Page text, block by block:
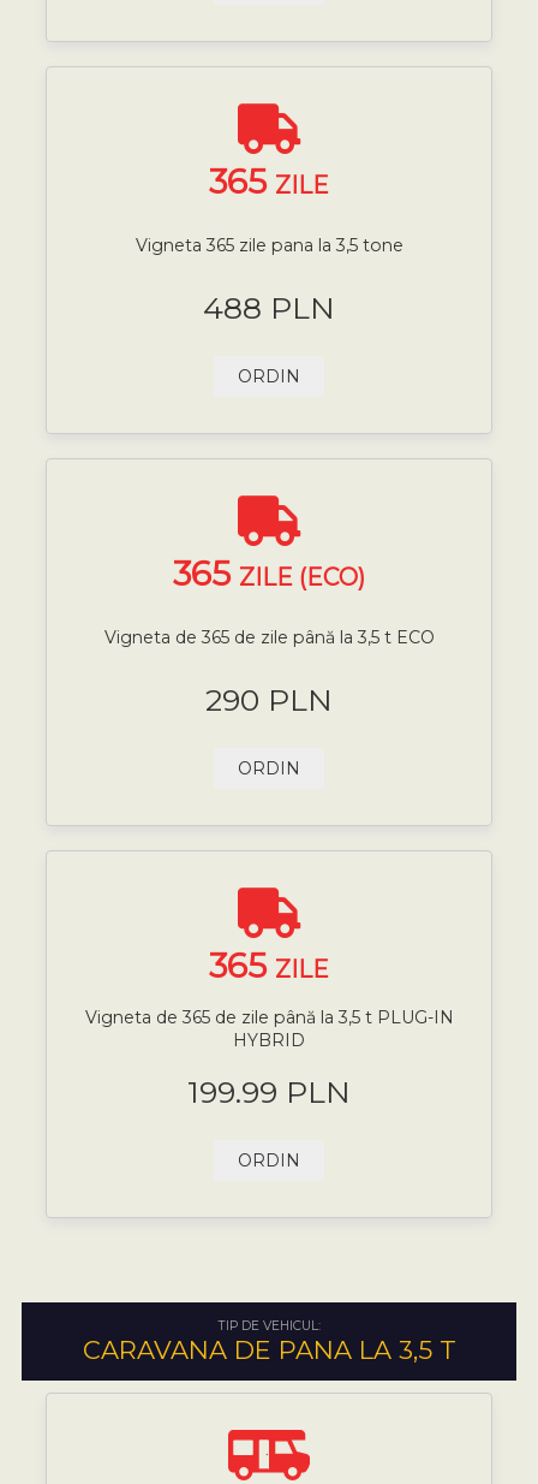
365 ZILE
Vigneta 365 zile pana la 3,5 tone
488 PLN
ORDIN
365 ZILE (ECO)
Vigneta de 365 de zile până la 3,5 t ECO
290 PLN
ORDIN
365 ZILE
Vigneta de 365 de zile până la 3,5 t PLUG-IN
HYBRID
199.99 PLN
ORDIN
TIP DE VEHICUL:
CARAVANA DE PANA LA 3,5 T